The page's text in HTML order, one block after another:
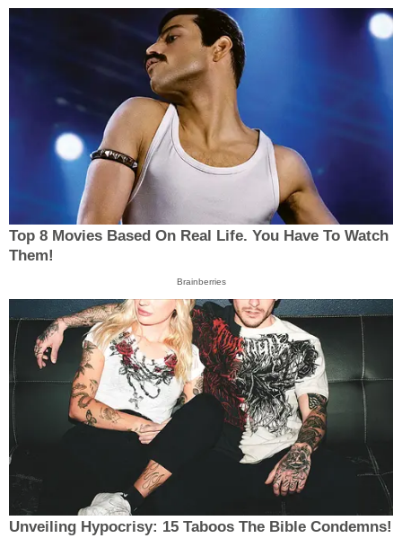
Top 8 Movies Based On Real Life. You Have To Watch
Them!
Brainberries
Unveiling Hypocrisy: 15 Taboos The Bible Condemns!